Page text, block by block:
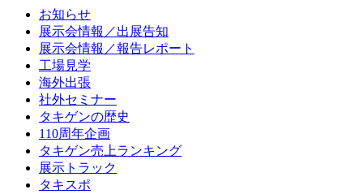
お知らせ
展示会情報／出展告知
展示会情報／報告レポート
工場見学
海外出張
社外セミナー
タキゲンの歴史
110周年企画
タキゲン売上ランキング
展示トラック
タキスポ